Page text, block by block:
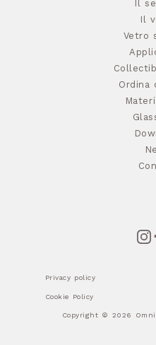
Il
Il
Vetro
Ordina
Privacy policy
Cookie Policy
Copyright © 2026